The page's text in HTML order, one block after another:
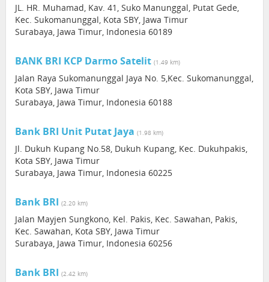
JL. HR. Muhamad, Kav. 41, Suko Manunggal, Putat Gede,
Kec. Sukomanunggal, Kota SBY, Jawa Timur
Surabaya, Jawa Timur, Indonesia 60189
BANK BRI KCP Darmo Satelit (1.49 km)
Jalan Raya Sukomanunggal Jaya No. 5,Kec. Sukomanunggal,
Kota SBY, Jawa Timur
Surabaya, Jawa Timur, Indonesia 60188
Bank BRI Unit Putat Jaya (1.98 km)
Jl. Dukuh Kupang No.58, Dukuh Kupang, Kec. Dukuhpakis,
Kota SBY, Jawa Timur
Surabaya, Jawa Timur, Indonesia 60225
Bank BRI (2.20 km)
Jalan Mayjen Sungkono, Kel. Pakis, Kec. Sawahan, Pakis,
Kec. Sawahan, Kota SBY, Jawa Timur
Surabaya, Jawa Timur, Indonesia 60256
Bank BRI (2.42 km)